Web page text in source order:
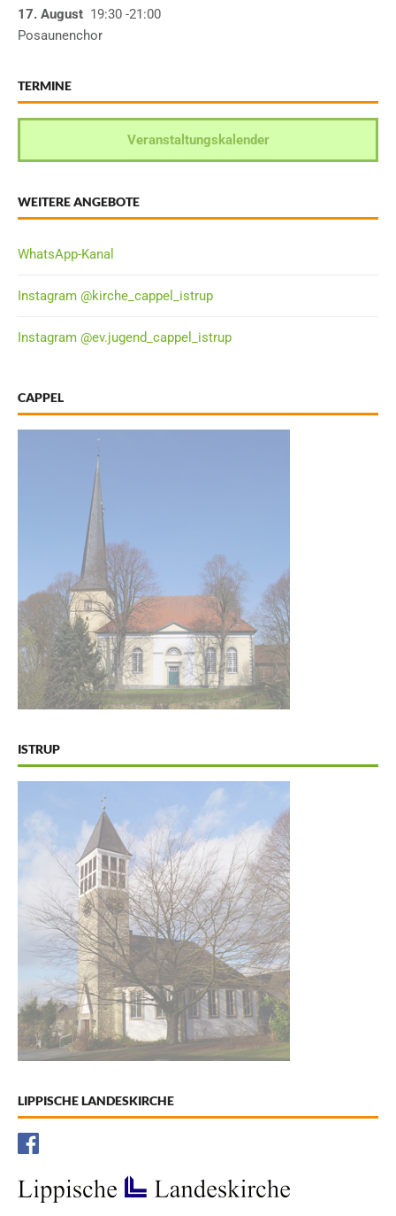
17. August 19:30 -21:00
Posaunenchor
TERMINE
Veranstaltungskalender
WEITERE ANGEBOTE
WhatsApp-Kanal
Instagram @kirche_cappel_istrup
Instagram @ev.jugend_cappel_istrup
CAPPEL
ISTRUP
LIPPISCHE LANDESKIRCHE